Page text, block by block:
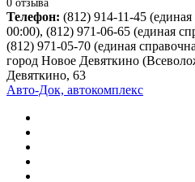
0 отзыва
Телефон: (812) 914-11-45
00:00), (812) 971-06-65 (единая
(812) 971-05-70 (единая
город Новое Девяткино
Девяткино, 63
Авто-Док, автокомплекс